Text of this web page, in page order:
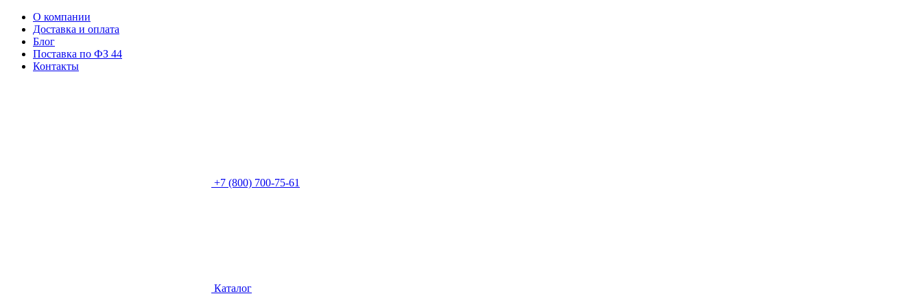
О компании
Доставка и оплата
Блог
Поставка по ФЗ 44
Контакты
+7 (800) 700-75-61
Каталог